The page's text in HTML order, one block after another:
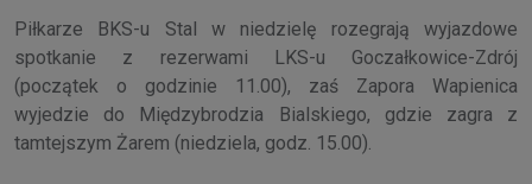
Piłkarze BKS-u Stal w niedzielę rozegrają wyjazdowe
spotkanie z rezerwami LKS-u Goczałkowice-Zdrój
(początek o godzinie 11.00), zaś Zapora Wapienica
wyjedzie do Międzybrodzia Bialskiego, gdzie zagra z
tamtejszym Żarem (niedziela, godz. 15.00).